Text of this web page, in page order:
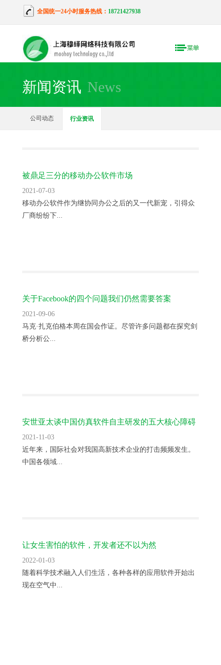
全国统一24小时服务热线： 18721427938
新闻资讯 News
公司动态 行业资讯
被鼎足三分的移动办公软件市场
2021-07-03
移动办公软件作为继协同办公之后的又一代新宠，引得众
厂商纷纷下...
关于Facebook的四个问题我们仍然需要答案
2021-09-06
马克·扎克伯格本周在国会作证。尽管许多问题都在探究剑
桥分析公...
安世亚太谈中国仿真软件自主研发的五大核心障碍
2021-11-03
近年来，国际社会对我国高新技术企业的打击频频发生。
中国各领域...
让女生害怕的软件，开发者还不以为然
2022-01-03
随着科学技术融入人们生活，各种各样的应用软件开始出
现在空气中...